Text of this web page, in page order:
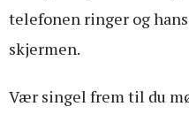
telefonen ringer og
skjermen.
Vær singel frem til du